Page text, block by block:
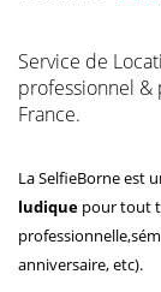
Service de
professionnel &
France.
La SelfieBorne est
ludique pour tout
anniversaire, etc).